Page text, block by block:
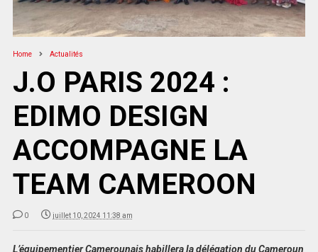
Home Actualités
J.O PARIS 2024 :
EDIMO DESIGN
ACCOMPAGNE LA
TEAM CAMEROON
0 juillet 10, 2024 11:38 am
L’équipementier Camerounais habillera la délégation du Cameroun